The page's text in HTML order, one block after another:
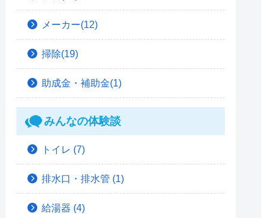
メーカー(12)
掃除(19)
助成金・補助金(1)
みんなの体験談
トイレ (7)
排水口・排水管 (1)
給湯器 (4)